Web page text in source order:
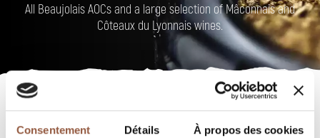
Consentement Détails À propos des cookies
All Beaujolais AOCs and a large selection of Mâconnais and
Côteaux du Lyonnais wines.